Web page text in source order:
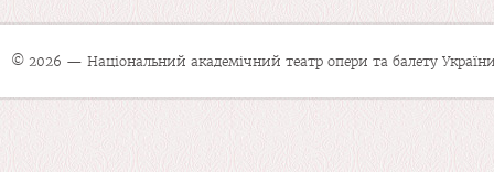
© 2026 — Національний академічний театр опери та балету